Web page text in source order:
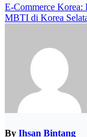
Post
navigation
E‑Commerce
MBTI di Korea
By Ihsan Bintang